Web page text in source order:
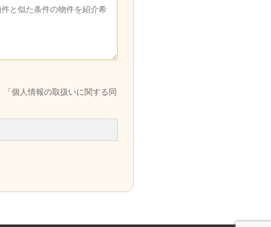
「個人情報の取扱いに関する同